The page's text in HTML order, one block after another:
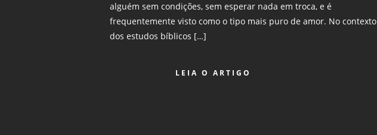
alguém sem condições, sem esperar nada em troca, e é
frequentemente visto como o tipo mais puro de amor. No contexto
dos estudos bíblicos […]
LEIA O ARTIGO